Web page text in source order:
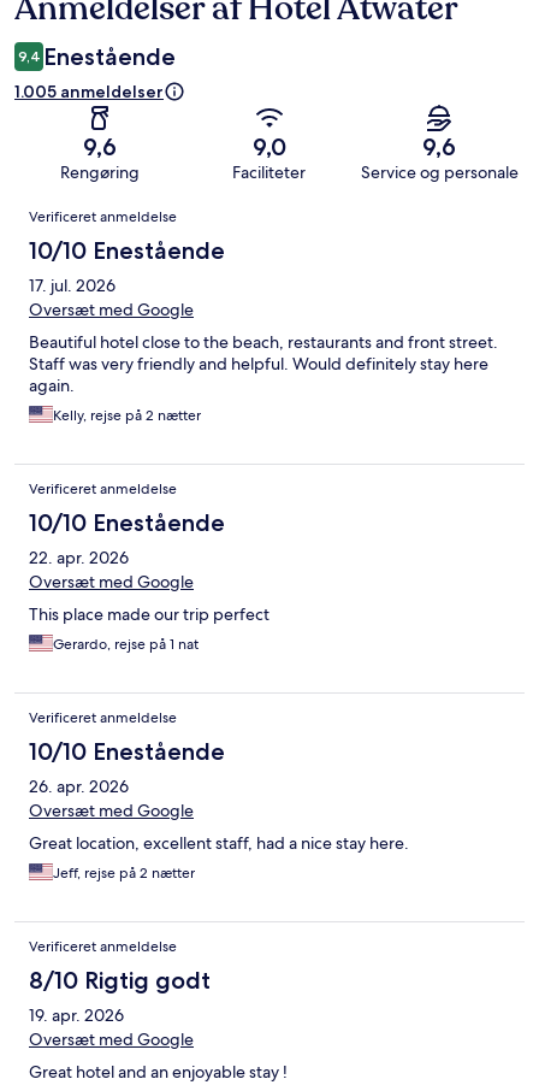
9,4 Enestående
1.005 anmeldelser
9,6
Rengøring
9,0
Faciliteter
9,6
Service og personale
Anmeldelser
Verificeret anmeldelse
10/10 Enestående
17. jul. 2026
Oversæt med Google
Beautiful hotel close to the beach, restaurants and front street.
Staff was very friendly and helpful. Would definitely stay here
again.
Kelly, rejse på 2 nætter
Verificeret anmeldelse
10/10 Enestående
22. apr. 2026
Oversæt med Google
This place made our trip perfect
Gerardo, rejse på 1 nat
Verificeret anmeldelse
10/10 Enestående
26. apr. 2026
Oversæt med Google
Great location, excellent staff, had a nice stay here.
Jeff, rejse på 2 nætter
Verificeret anmeldelse
8/10 Rigtig godt
19. apr. 2026
Oversæt med Google
Great hotel and an enjoyable stay !